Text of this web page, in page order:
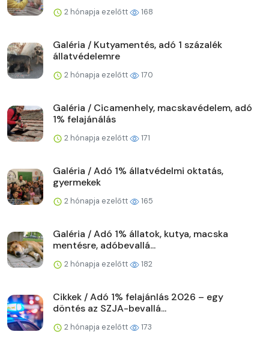
2 hónapja ezelőtt 168
Galéria / Kutyamentés, adó 1 százalék
állatvédelemre
2 hónapja ezelőtt 170
Galéria / Cicamenhely, macskavédelem, adó
1% felajánálás
2 hónapja ezelőtt 171
Galéria / Adó 1% állatvédelmi oktatás,
gyermekek
2 hónapja ezelőtt 165
Galéria / Adó 1% állatok, kutya, macska
mentésre, adóbevallá...
2 hónapja ezelőtt 182
Cikkek / Adó 1% felajánlás 2026 – egy
döntés az SZJA-bevallá...
2 hónapja ezelőtt 173